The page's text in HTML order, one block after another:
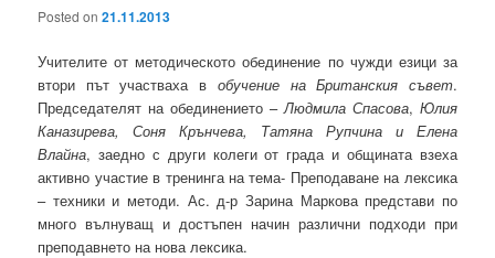
Posted on21.11.2013
Учителите от методическото обединение по чужди езици за
втори път участваха в обучение на Британския съвет.
Председателят на обединението – Людмила Спасова, Юлия
Каназирева, Соня Крънчева, Татяна Рупчина и Елена
Влайна, заедно с други колеги от града и общината взеха
активно участие в тренинга на тема- Преподаване на лексика
– техники и методи. Ас. д-р Зарина Маркова представи по
много вълнуващ и достъпен начин различни подходи при
преподавнето на нова лексика.